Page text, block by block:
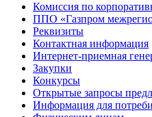
Комиссия по
ППО «Газпром
Реквизиты
Контактная информация
Интернет-приемная
Закупки
Конкурсы
Открытые запросы
Информация для